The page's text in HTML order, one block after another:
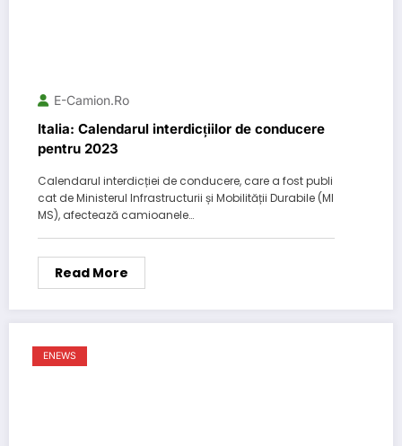
E-Camion.ro
Italia: Calendarul interdicțiilor de conducere
pentru 2023
Calendarul interdicției de conducere, care a fost publi
cat de Ministerul Infrastructurii și Mobilității Durabile (MI
MS), afectează camioanele…
Read More
ENEWS